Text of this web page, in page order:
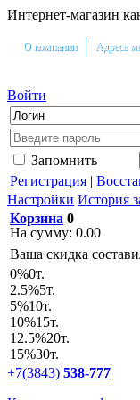
Интернет-магазин
О компании Адреса
Войти
Запомнить
Регистрация |
Настройки История
Корзина 0
На сумму: 0.00
Ваша скидка
0%0т.
2.5%5т.
5%10т.
10%15т.
12.5%20т.
15%30т.
+7(3843) 538-777